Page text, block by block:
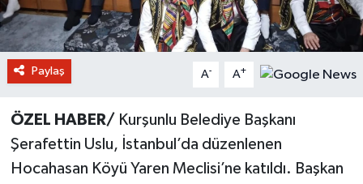
Paylaş A- A+
ÖZEL HABER/ Kurşunlu Belediye Başkanı
Şerafettin Uslu, İstanbul’da düzenlenen
Hocahasan Köyü Yaren Meclisi’ne katıldı. Başkan